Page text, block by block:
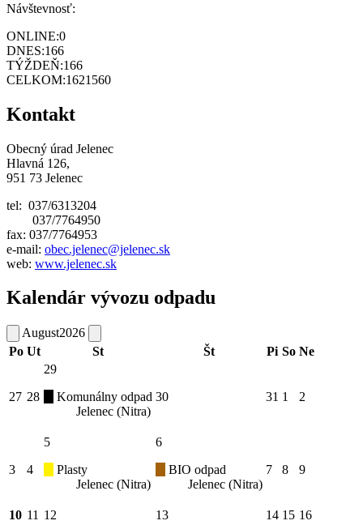
Návštevnosť:
ONLINE:0
DNES:166
TÝŽDEŇ:166
CELKOM:1621560
Kontakt
Obecný úrad Jelenec
Hlavná 126,
951 73 Jelenec
tel: 037/6313204
037/7764950
fax: 037/7764953
e-mail: obec.jelenec@jelenec.sk
web: www.jelenec.sk
Kalendár vývozu odpadu
August2026
Po Ut St Št Pi So Ne
27 28
29
Komunálny odpad
Jelenec (Nitra)
30 31 1 2
3 4
5
Plasty
Jelenec (Nitra)
6
BIO odpad
Jelenec (Nitra)
7 8 9
10 11 12 13 14 15 16